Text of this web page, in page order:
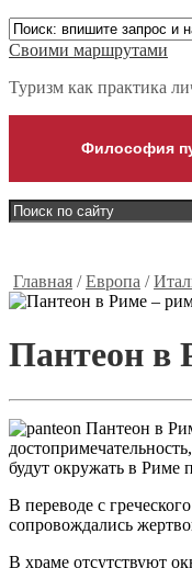
Своими маршрутами
Туризм как практика
Философия
Главная /Европа /
Пантеон в
будут окружать в Риме
В переводе с
сопровождались
В храме отсутствуют